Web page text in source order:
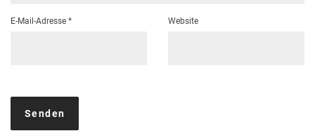
E-Mail-Adresse * Website